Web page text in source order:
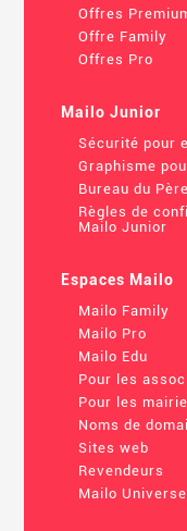
Offres
Offre Family
Offres Pro
Mailo Junior
Sécurité pour
Graphisme
Bureau du
Règles de
Mailo Junior
Espaces Mailo
Mailo Family
Mailo Pro
Mailo Edu
Pour les
Pour les
Noms de
Sites web
Revendeurs
Mailo Universe